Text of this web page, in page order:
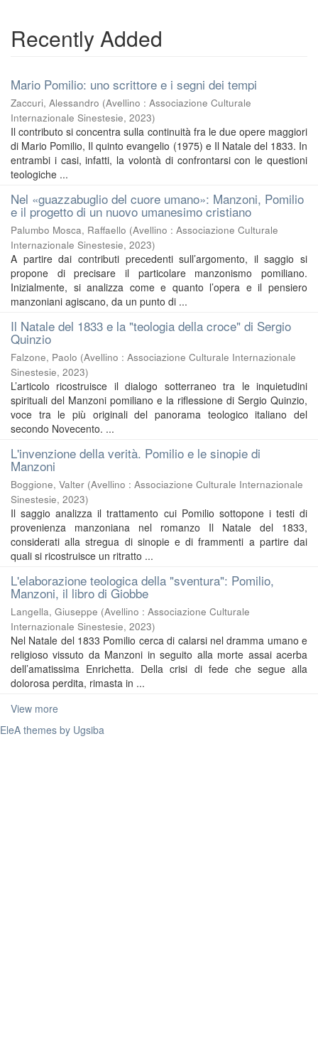
Recently Added
Mario Pomilio: uno scrittore e i segni dei tempi
Zaccuri, Alessandro (Avellino : Associazione Culturale
Internazionale Sinestesie, 2023)
Il contributo si concentra sulla continuità fra le due opere maggiori
di Mario Pomilio, Il quinto evangelio (1975) e Il Natale del 1833. In
entrambi i casi, infatti, la volontà di confrontarsi con le questioni
teologiche ...
Nel «guazzabuglio del cuore umano»: Manzoni, Pomilio
e il progetto di un nuovo umanesimo cristiano
Palumbo Mosca, Raffaello (Avellino : Associazione Culturale
Internazionale Sinestesie, 2023)
A partire dai contributi precedenti sull’argomento, il saggio si
propone di precisare il particolare manzonismo pomiliano.
Inizialmente, si analizza come e quanto l’opera e il pensiero
manzoniani agiscano, da un punto di ...
Il Natale del 1833 e la "teologia della croce" di Sergio
Quinzio
Falzone, Paolo (Avellino : Associazione Culturale Internazionale
Sinestesie, 2023)
L’articolo ricostruisce il dialogo sotterraneo tra le inquietudini
spirituali del Manzoni pomiliano e la riflessione di Sergio Quinzio,
voce tra le più originali del panorama teologico italiano del
secondo Novecento. ...
L'invenzione della verità. Pomilio e le sinopie di
Manzoni
Boggione, Valter (Avellino : Associazione Culturale Internazionale
Sinestesie, 2023)
Il saggio analizza il trattamento cui Pomilio sottopone i testi di
provenienza manzoniana nel romanzo Il Natale del 1833,
considerati alla stregua di sinopie e di frammenti a partire dai
quali si ricostruisce un ritratto ...
L'elaborazione teologica della "sventura": Pomilio,
Manzoni, il libro di Giobbe
Langella, Giuseppe (Avellino : Associazione Culturale
Internazionale Sinestesie, 2023)
Nel Natale del 1833 Pomilio cerca di calarsi nel dramma umano e
religioso vissuto da Manzoni in seguito alla morte assai acerba
dell’amatissima Enrichetta. Della crisi di fede che segue alla
dolorosa perdita, rimasta in ...
View more
EleA themes by Ugsiba